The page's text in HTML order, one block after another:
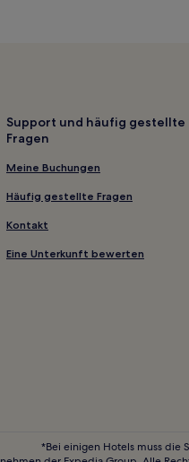
Museum
Support und häufig gestellte
Fragen
Meine Buchungen
Häufig gestellte Fragen
Kontakt
Eine Unterkunft bewerten
*Bei einigen Hotels muss die